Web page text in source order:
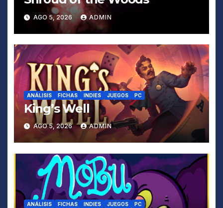
AGO 5, 2026 ADMIN
ANÁLISIS FICHAS INDIES JUEGOS PC
King’s Well
AGO 5, 2026 ADMIN
ANÁLISIS FICHAS INDIES JUEGOS PC